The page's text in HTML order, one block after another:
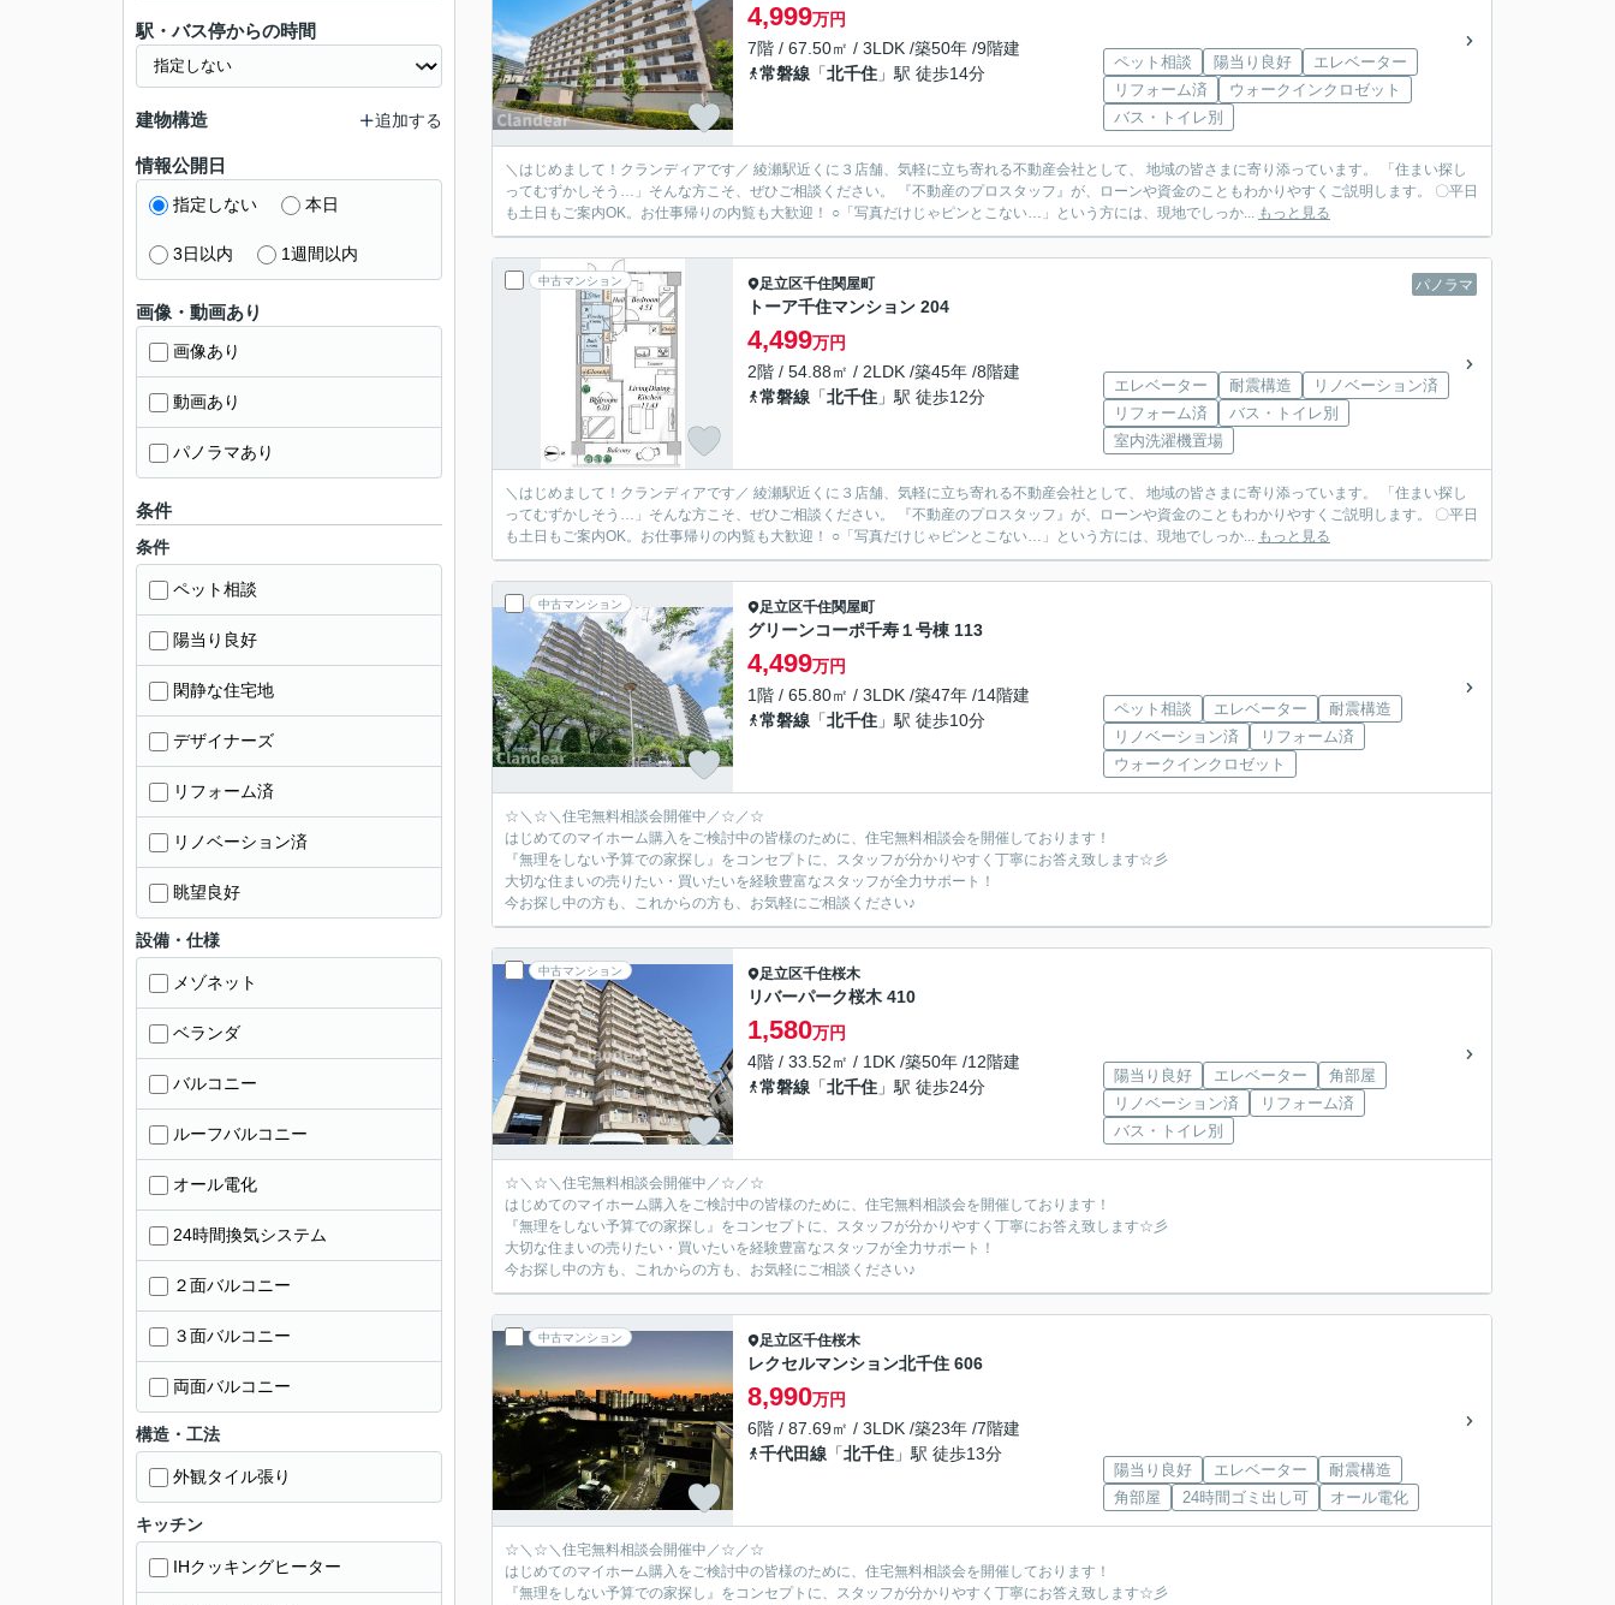
4,999万円
7階 / 67.50㎡ / 3LDK /築50年 /9階建
常磐線 「北千住 」駅 徒歩14分
ペット相談 陽当り良好
エレベーター
リフォーム済
ウォークインクロゼット
バス・トイレ別
＼はじめまして！クランディアです／ 綾瀬駅近くに３店舗、気軽に立ち寄れる不動産会社として、 地域の皆さまに寄り添っています。 「住まい探し
ってむずかしそう…」そんな方こそ、ぜひご相談ください。 『不動産のプロスタッフ』が、ローンや資金のこともわかりやすくご説明します。 〇平日
も土日もご案内OK。お仕事帰りの内覧も大歓迎！ ○「写真だけじゃピンとこない…」という方には、現地でしっか... もっと見る
中古マンション パノラマ
足立区千住関屋町
トーア千住マンション 204
4,499万円
2階 / 54.88㎡ / 2LDK /築45年 /8階建
常磐線 「北千住 」駅 徒歩12分
エレベーター 耐震構造
リノベーション済
リフォーム済
バス・トイレ別
室内洗濯機置場
＼はじめまして！クランディアです／ 綾瀬駅近くに３店舗、気軽に立ち寄れる不動産会社として、 地域の皆さまに寄り添っています。 「住まい探し
ってむずかしそう…」そんな方こそ、ぜひご相談ください。 『不動産のプロスタッフ』が、ローンや資金のこともわかりやすくご説明します。 〇平日
も土日もご案内OK。お仕事帰りの内覧も大歓迎！ ○「写真だけじゃピンとこない…」という方には、現地でしっか... もっと見る
中古マンション 足立区千住関屋町
グリーンコーポ千寿１号棟 113
4,499万円
1階 / 65.80㎡ / 3LDK /築47年 /14階建
常磐線 「北千住 」駅 徒歩10分
ペット相談 エレベーター
耐震構造
リノベーション済
リフォーム済
ウォークインクロゼット
☆＼☆＼住宅無料相談会開催中／☆／☆
はじめてのマイホーム購入をご検討中の皆様のために、住宅無料相談会を開催しております！
『無理をしない予算での家探し』をコンセプトに、スタッフが分かりやすく丁寧にお答え致します☆彡
大切な住まいの売りたい・買いたいを経験豊富なスタッフが全力サポート！
今お探し中の方も、これからの方も、お気軽にご相談ください♪
中古マンション 足立区千住桜木
リバーパーク桜木 410
1,580万円
4階 / 33.52㎡ / 1DK /築50年 /12階建
常磐線 「北千住 」駅 徒歩24分
陽当り良好 エレベーター
角部屋
リノベーション済
リフォーム済
バス・トイレ別
☆＼☆＼住宅無料相談会開催中／☆／☆
はじめてのマイホーム購入をご検討中の皆様のために、住宅無料相談会を開催しております！
『無理をしない予算での家探し』をコンセプトに、スタッフが分かりやすく丁寧にお答え致します☆彡
大切な住まいの売りたい・買いたいを経験豊富なスタッフが全力サポート！
今お探し中の方も、これからの方も、お気軽にご相談ください♪
中古マンション 足立区千住桜木
レクセルマンション北千住 606
8,990万円
6階 / 87.69㎡ / 3LDK /築23年 /7階建
千代田線 「北千住 」駅 徒歩13分
陽当り良好 エレベーター
耐震構造
角部屋
24時間ゴミ出し可 オール電化
☆＼☆＼住宅無料相談会開催中／☆／☆
はじめてのマイホーム購入をご検討中の皆様のために、住宅無料相談会を開催しております！
『無理をしない予算での家探し』をコンセプトに、スタッフが分かりやすく丁寧にお答え致します☆彡
駅・バス停からの時間
建物構造 追加する
情報公開日
指定しない 本日
3日以内 1週間以内
画像・動画あり
画像あり
動画あり
パノラマあり
条件
条件
ペット相談
陽当り良好
閑静な住宅地
デザイナーズ
リフォーム済
リノベーション済
眺望良好
設備・仕様
メゾネット
ベランダ
バルコニー
ルーフバルコニー
オール電化
24時間換気システム
２面バルコニー
３面バルコニー
両面バルコニー
構造・工法
外観タイル張り
キッチン
IHクッキングヒーター